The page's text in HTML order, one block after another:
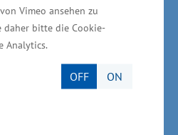
Vimeo ansehen zu
daher bitte die Cookie-
Analytics.
OFF ON
eingeladen.
stößt auf
die Iraner den